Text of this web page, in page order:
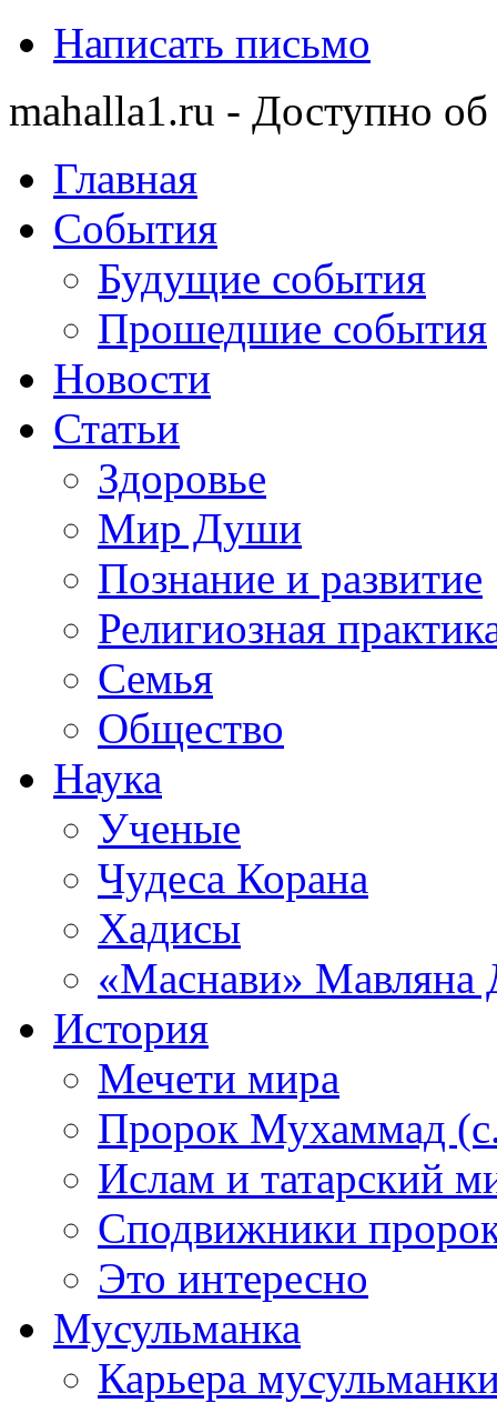
Написать письмо
mahalla1.ru - Доступно об
Главная
События
Будущие события
Прошедшие события
Новости
Статьи
Здоровье
Мир Души
Познание и развитие
Религиозная
Семья
Общество
Наука
Ученые
Чудеса Корана
Хадисы
«Маснави» Мавляна
История
Мечети мира
Пророк Мухаммад
Ислам и татарский
Сподвижники
Это интересно
Мусульманка
Карьера